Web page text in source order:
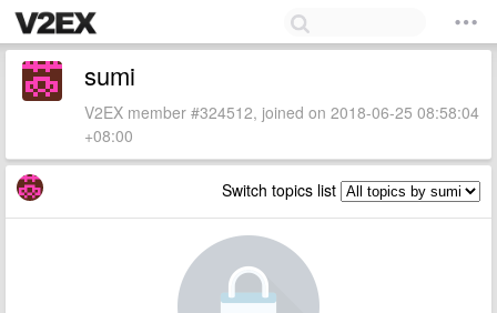
sumi
V2EX member #324512, joined on 2018-06-25 08:58:04
+08:00
Switch topics list